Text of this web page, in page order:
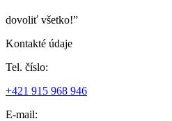
dovoliť všetko!”
Kontakté údaje
Tel. číslo:
+421 915 968 946
E-mail: